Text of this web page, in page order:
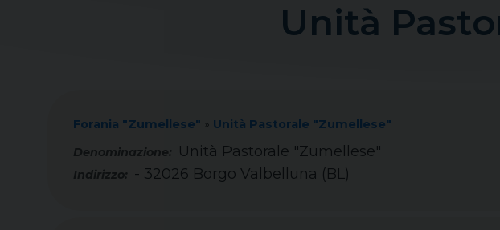
Unità
Forania "Zumellese" » Unità Pastorale "Zumellese"
Unità Pastorale "Zumellese"
Indirizzo: - 32026 Borgo Valbelluna (BL)